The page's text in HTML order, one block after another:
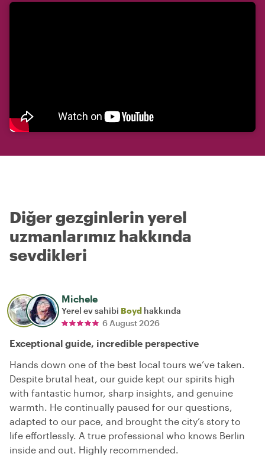
Diğer gezginlerin yerel
uzmanlarımız hakkında
sevdikleri
Michele
Yerel ev sahibi Boyd hakkında
6 August 2026
Exceptional guide, incredible perspective
Hands down one of the best local tours we’ve taken.
Despite brutal heat, our guide kept our spirits high
with fantastic humor, sharp insights, and genuine
warmth. He continually paused for our questions,
adapted to our pace, and brought the city’s story to
life effortlessly. A true professional who knows Berlin
inside and out. Highly recommended.